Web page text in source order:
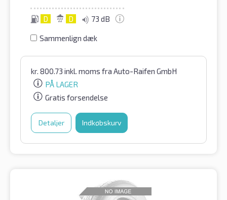
D D 73 dB
Sammenlign dæk
kr. 800.73 inkl. moms fra Auto-Raifen GmbH
PÅ LAGER
Gratis forsendelse
Detaljer Indkøbskurv